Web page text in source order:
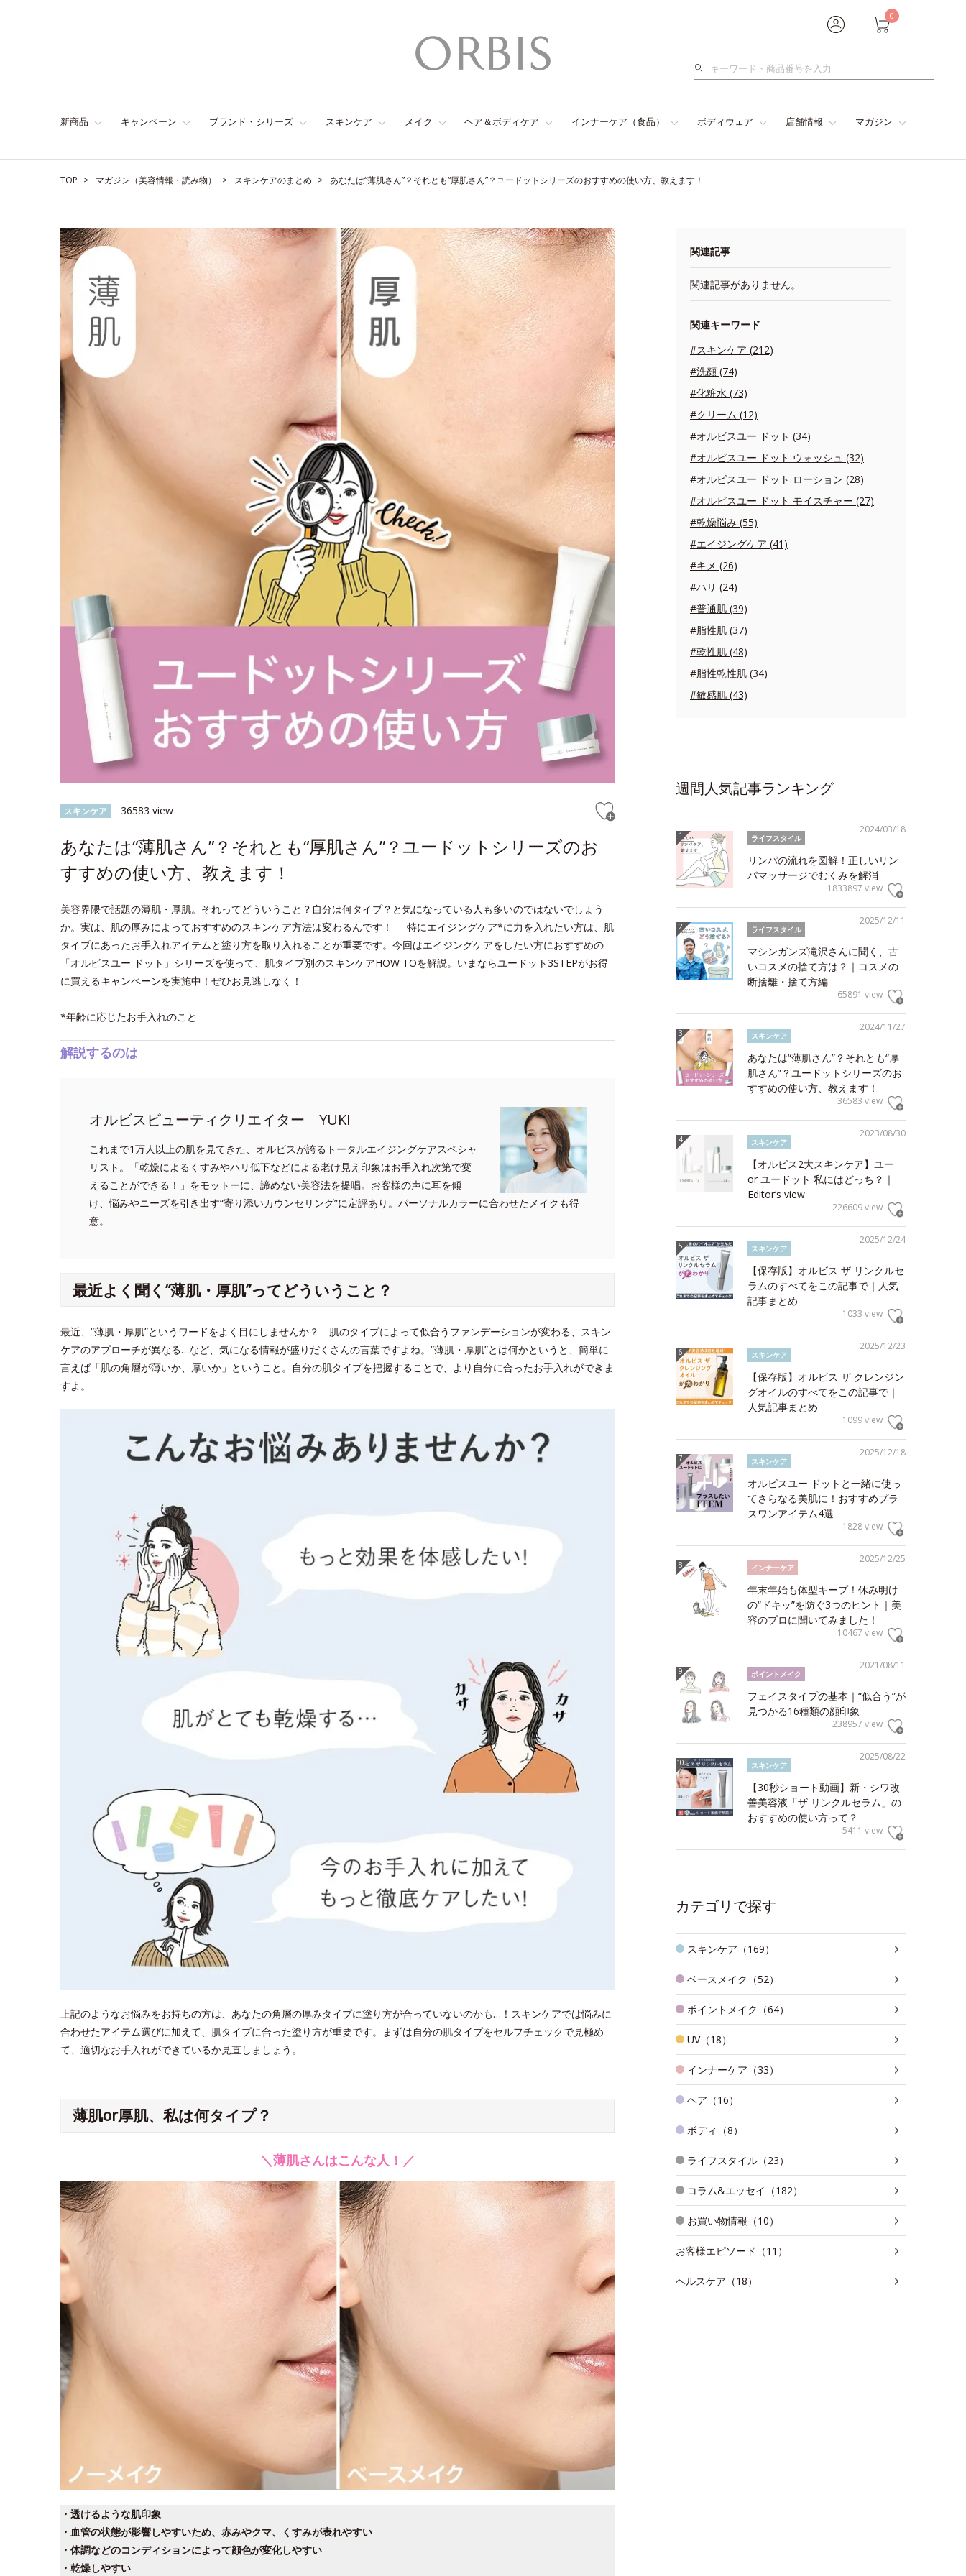
0
検
新商品 キャンペーン ブランド・シリーズ スキンケア メイク ヘア＆ボディケア インナーケア（食品） ボディウェア 店舗情報 マガジン
TOP マガジン（美容情報・読み物） スキンケアのまとめ あなたは“薄肌さん”？それとも“厚肌さん”？ユードットシリーズのおすすめの使い方、教えます！
スキンケア 36583 view
あなたは“薄肌さん”？それとも“厚肌さん”？ユードットシリーズのお
すすめの使い方、教えます！
美容界隈で話題の薄肌・厚肌。それってどういうこと？自分は何タイプ？と気になっている人も多いのではないでしょう
か。実は、肌の厚みによっておすすめのスキンケア方法は変わるんです！ 特にエイジングケア*に力を入れたい方は、肌
タイプにあったお手入れアイテムと塗り方を取り入れることが重要です。今回はエイジングケアをしたい方におすすめの
「オルビスユー ドット」シリーズを使って、肌タイプ別のスキンケアHOW TOを解説。いまならユードット3STEPがお得
に買えるキャンペーンを実施中！ぜひお見逃しなく！
*年齢に応じたお手入れのこと
解説するのは
オルビスビューティクリエイター YUKI
これまで1万人以上の肌を見てきた、オルビスが誇るトータルエイジングケアスペシャ
リスト。「乾燥によるくすみやハリ低下などによる老け見え印象はお手入れ次第で変
えることができる！」をモットーに、諦めない美容法を提唱。お客様の声に耳を傾
け、悩みやニーズを引き出す“寄り添いカウンセリング”に定評あり。パーソナルカラーに合わせたメイクも得
意。
最近よく聞く“薄肌・厚肌”ってどういうこと？
最近、“薄肌・厚肌”というワードをよく目にしませんか？ 肌のタイプによって似合うファンデーションが変わる、スキン
ケアのアプローチが異なる…など、気になる情報が盛りだくさんの言葉ですよね。“薄肌・厚肌”とは何かというと、簡単に
言えば「肌の角層が薄いか、厚いか」ということ。自分の肌タイプを把握することで、より自分に合ったお手入れができま
すよ。
上記のようなお悩みをお持ちの方は、あなたの角層の厚みタイプに塗り方が合っていないのかも…！スキンケアでは悩みに
合わせたアイテム選びに加えて、肌タイプに合った塗り方が重要です。まずは自分の肌タイプをセルフチェックで見極め
て、適切なお手入れができているか見直しましょう。
薄肌or厚肌、私は何タイプ？
＼薄肌さんはこんな人！／
・透けるような肌印象
・血管の状態が影響しやすいため、赤みやクマ、くすみが表れやすい
・体調などのコンディションによって顔色が変化しやすい
・乾燥しやすい
関連記事
関連記事がありません。
関連キーワード
#スキンケア (212)
#洗顔 (74)
#化粧水 (73)
#クリーム (12)
#オルビスユー ドット (34)
#オルビスユー ドット ウォッシュ (32)
#オルビスユー ドット ローション (28)
#オルビスユー ドット モイスチャー (27)
#乾燥悩み (55)
#エイジングケア (41)
#キメ (26)
#ハリ (24)
#普通肌 (39)
#脂性肌 (37)
#乾性肌 (48)
#脂性乾性肌 (34)
#敏感肌 (43)
週間人気記事ランキング
2024/03/18
ライフスタイル
リンパの流れを図解！正しいリン
パマッサージでむくみを解消
1833897 view
2025/12/11
ライフスタイル
マシンガンズ滝沢さんに聞く、古
いコスメの捨て方は？｜コスメの
断捨離・捨て方編
65891 view
2024/11/27
スキンケア
あなたは“薄肌さん”？それとも“厚
肌さん”？ユードットシリーズのお
すすめの使い方、教えます！
36583 view
2023/08/30
スキンケア
【オルビス2大スキンケア】ユー
or ユードット 私にはどっち？｜
Editor’s view
226609 view
2025/12/24
スキンケア
【保存版】オルビス ザ リンクルセ
ラムのすべてをこの記事で｜人気
記事まとめ
1033 view
2025/12/23
スキンケア
【保存版】オルビス ザ クレンジン
グオイルのすべてをこの記事で｜
人気記事まとめ
1099 view
2025/12/18
スキンケア
オルビスユー ドットと一緒に使っ
てさらなる美肌に！おすすめプラ
スワンアイテム4選
1828 view
2025/12/25
インナーケア
年末年始も体型キープ！休み明け
の“ドキッ”を防ぐ3つのヒント｜美
容のプロに聞いてみました！
10467 view
2021/08/11
ポイントメイク
フェイスタイプの基本｜“似合う”が
見つかる16種類の顔印象
238957 view
2025/08/22
スキンケア
【30秒ショート動画】新・シワ改
善美容液「ザ リンクルセラム」の
おすすめの使い方って？
5411 view
カテゴリで探す
スキンケア（169）
ベースメイク（52）
ポイントメイク（64）
UV（18）
インナーケア（33）
ヘア（16）
ボディ（8）
ライフスタイル（23）
コラム&エッセイ（182）
お買い物情報（10）
お客様エピソード（11）
ヘルスケア（18）